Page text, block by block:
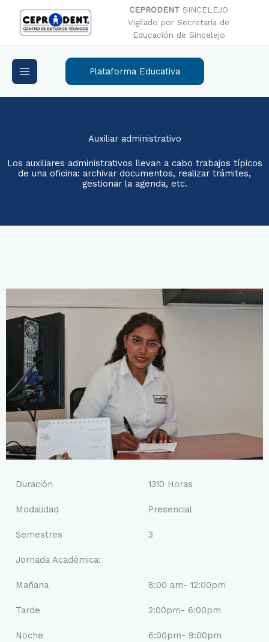
contenido
CEPRODENT SINCELEJO
Vigilado por Secretaría de
Educación de Sincelejo
Plataforma Educativa
Auxiliar administrativo
Los auxiliares administrativos llevan a cabo trabajos típicos
de una oficina: archivar documentos, realizar trámites,
gestionar la agenda, etc.
Duración 1310 Horas
Modalidad Presencial
Semestres 3
Jornada Académica:
Mañana 8:00 am- 12:00pm
Tarde 2:00pm- 6:00pm
Noche 6:00pm- 9:00pm